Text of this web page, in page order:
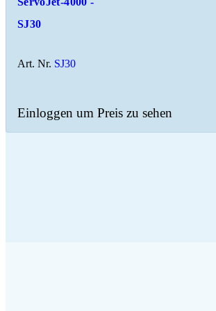
SJ30
Art. Nr. SJ30
Einloggen um Preis zu sehen